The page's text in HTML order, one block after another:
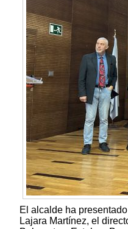
El alcalde ha
Lajara Martínez, el